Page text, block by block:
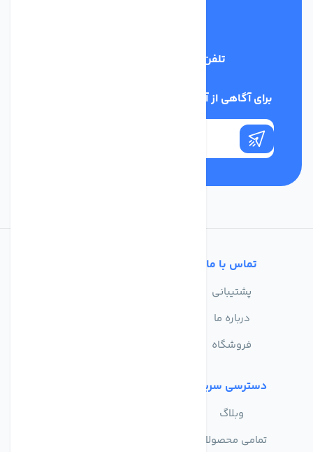
تلفن پشتیبانی
برای آگاهی از آخرین اخبار در خبرنامه ما عضو شوید
تماس با ما
پشتیبانی
درباره ما
فروشگاه
دسترسی سریع
وبلاگ
تمامی محصولات